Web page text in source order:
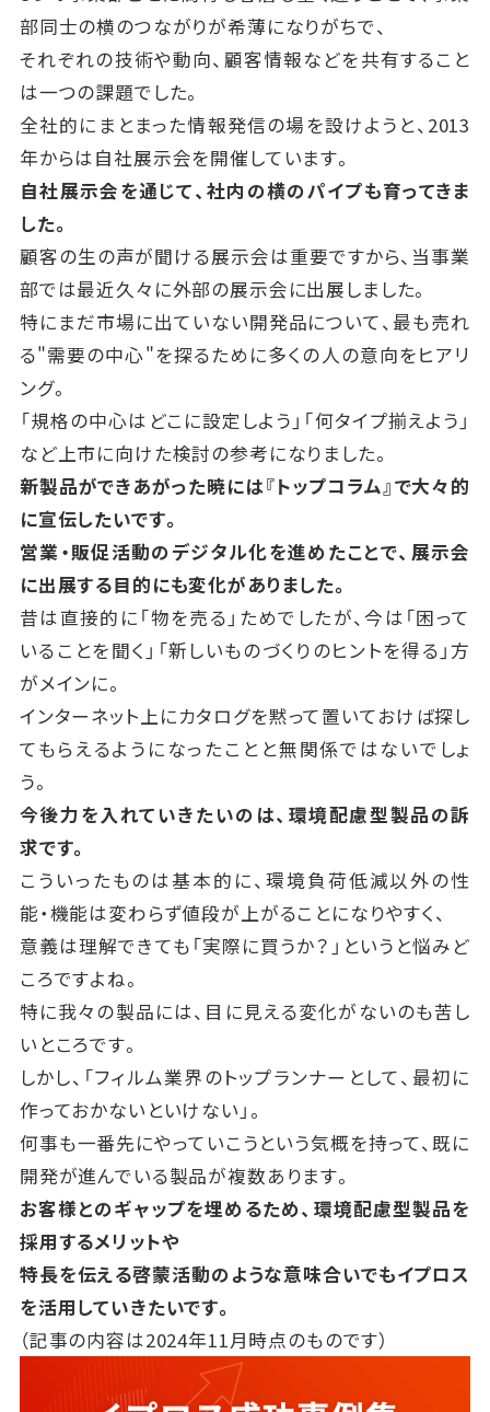
部同士の横のつながりが希薄になりがちで、
それぞれの技術や動向、顧客情報などを共有すること
は一つの課題でした。
全社的にまとまった情報発信の場を設けようと、2013
年からは自社展示会を開催しています。
自社展示会を通じて、社内の横のパイプも育ってきま
した。
顧客の生の声が聞ける展示会は重要ですから、当事業
部では最近久々に外部の展示会に出展しました。
特にまだ市場に出ていない開発品について、最も売れ
る"需要の中心"を探るために多くの人の意向をヒアリ
ング。
「規格の中心はどこに設定しよう」「何タイプ揃えよう」
など上市に向けた検討の参考になりました。
新製品ができあがった暁には『トップコラム』で大々的
に宣伝したいです。
営業・販促活動のデジタル化を進めたことで、展示会
に出展する目的にも変化がありました。
昔は直接的に「物を売る」ためでしたが、今は「困って
いることを聞く」「新しいものづくりのヒントを得る」方
がメインに。
インターネット上にカタログを黙って置いておけば探し
てもらえるようになったことと無関係ではないでしょ
う。
今後力を入れていきたいのは、環境配慮型製品の訴
求です。
こういったものは基本的に、環境負荷低減以外の性
能・機能は変わらず値段が上がることになりやすく、
意義は理解できても「実際に買うか？」というと悩みど
ころですよね。
特に我々の製品には、目に見える変化がないのも苦し
いところです。
しかし、「フィルム業界のトップランナーとして、最初に
作っておかないといけない」。
何事も一番先にやっていこうという気概を持って、既に
開発が進んでいる製品が複数あります。
お客様とのギャップを埋めるため、環境配慮型製品を
採用するメリットや
特長を伝える啓蒙活動のような意味合いでもイプロス
を活用していきたいです。
（記事の内容は2024年11月時点のものです）